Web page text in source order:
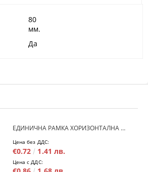
80
мм.
Да
ЕДИНИЧНА РАМКА ХОРИЗОНТАЛНА SCHNEIDER ASFORA EPH5800171 - АНТРАЦИТ
Цена без ДДС:
€0.72 1.41 лв.
Цена с ДДС: